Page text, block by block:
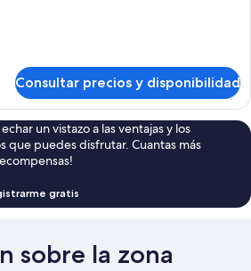
Consultar precios y disponibilidad
un vistazo a las ventajas y los
que puedes disfrutar. Cuantas más
gratis
sobre la zona